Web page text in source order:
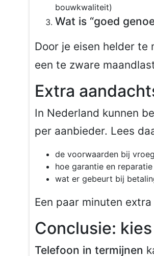
bouwkwaliteit)
Wat is “goed
Door je eisen helder te
een te zware
Extra
In Nederland kunnen
per aanbieder. Lees
de voorwaarden bij
hoe garantie en
wat er gebeurt bij
Een paar minuten
Conclusie:
Telefoon in termijnen